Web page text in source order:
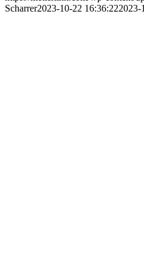
Scharrer2023-10-22 16:36:222023-